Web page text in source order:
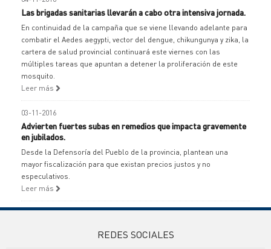
Las brigadas sanitarias llevarán a cabo otra intensiva jornada.
En continuidad de la campaña que se viene llevando adelante para
combatir el Aedes aegypti, vector del dengue, chikungunya y zika, la
cartera de salud provincial continuará este viernes con las
múltiples tareas que apuntan a detener la proliferación de este
mosquito.
Leer más
03-11-2016
Advierten fuertes subas en remedios que impacta gravemente
en jubilados.
Desde la Defensoría del Pueblo de la provincia, plantean una
mayor fiscalización para que existan precios justos y no
especulativos.
Leer más
REDES SOCIALES